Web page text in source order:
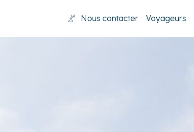
Nous contacter Voyageurs